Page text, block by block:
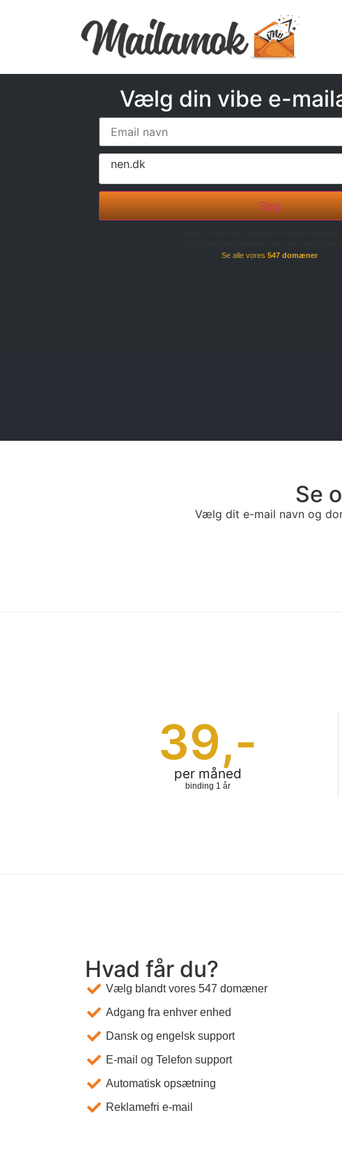
Vælg din vibe e-
nen.dk
Søg
Se alle vores 547 domæner
Se
Vælg dit e-mail navn og
per måned
39,-
binding 1 år
Hvad får du?
Vælg blandt vores 547 domæner
Adgang fra enhver enhed
Dansk og engelsk support
E-mail og Telefon support
Automatisk opsætning
Reklamefri e-mail